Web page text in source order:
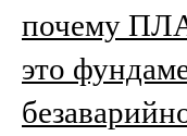
почему
это